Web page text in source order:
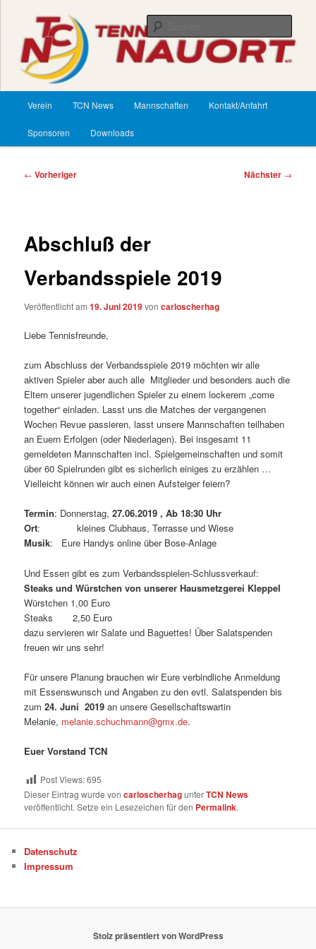
springenTennisClub Nauort
Verein TCN News Mannschaften Kontakt/Anfahrt
Sponsoren Downloads
Beitragsnavigation
← Vorheriger Nächster →
Abschluß der
Verbandsspiele 2019
Veröffentlicht am19. Juni 2019voncarloscherhag
Liebe Tennisfreunde,
zum Abschluss der Verbandsspiele 2019 möchten wir alle
aktiven Spieler aber auch alle Mitglieder und besonders auch die
Eltern unserer jugendlichen Spieler zu einem lockerem „come
together“ einladen. Lasst uns die Matches der vergangenen
Wochen Revue passieren, lasst unsere Mannschaften teilhaben
an Euern Erfolgen (oder Niederlagen). Bei insgesamt 11
gemeldeten Mannschaften incl. Spielgemeinschaften und somit
über 60 Spielrunden gibt es sicherlich einiges zu erzählen …
Vielleicht können wir auch einen Aufsteiger feiern?
Termin: Donnerstag,27.06.2019 , Ab 18:30 Uhr
Ort: kleines Clubhaus, Terrasse und Wiese
Musik: Eure Handys online über Bose-Anlage
Und Essen gibt es zum Verbandsspielen-Schlussverkauf:
Steaks und Würstchen von unserer Hausmetzgerei Kleppel
Würstchen 1,00 Euro
Steaks 2,50 Euro
dazu servieren wir Salate und Baguettes! Über Salatspenden
freuen wir uns sehr!
Für unsere Planung brauchen wir Eure verbindliche Anmeldung
mit Essenswunsch und Angaben zu den evtl. Salatspenden bis
zum24. Juni 2019an unsere Gesellschaftswartin
Melanie, melanie.schuchmann@gmx.de.
Euer Vorstand TCN
Post Views:695
Dieser Eintrag wurde voncarloscherhagunterTCN News
veröffentlicht. Setze ein Lesezeichen für den Permalink.
Datenschutz
Impressum
Stolz präsentiert von WordPress